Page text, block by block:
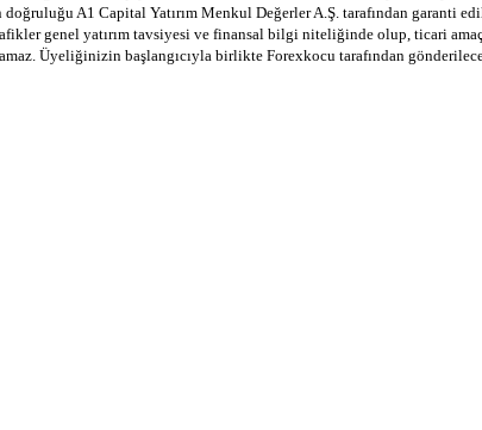
A1 Capital Yatırım Menkul Değerler A.Ş. tarafından garanti
genel yatırım tavsiyesi ve finansal bilgi niteliğinde olup, ticari
Üyeliğinizin başlangıcıyla birlikte Forexkocu tarafından